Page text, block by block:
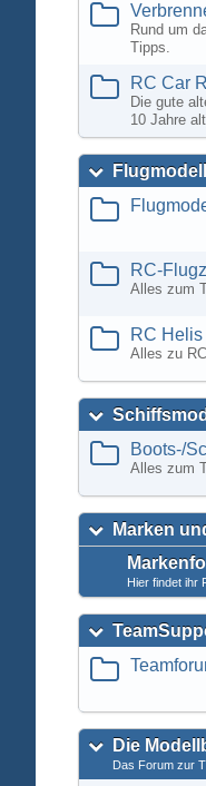
Rund um
Tipps.
RC Car
Die gute
10 Jahre
RC-
Alles zum
RC Helis
Alles zu
Boots-/
Alles zum
Marken
Hier findet ihr
Die
Das Forum zur